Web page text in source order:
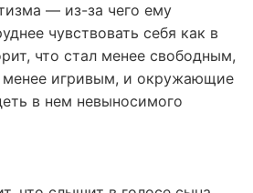
— из-за чего ему
чувствовать себя как в
что стал менее свободным,
менее игривым, и окружающие
в нем невыносимого